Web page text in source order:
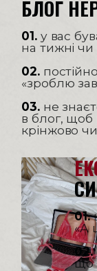
БЛОГ
01. у вас
на тижні чи
02.
«зроблю
03. не
в блог, щоб
крінжово
01.
«А
02.
що